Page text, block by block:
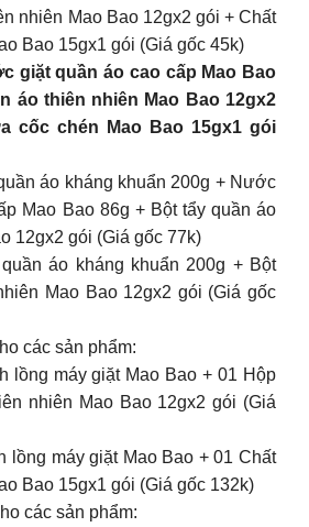
nhiên Mao Bao 12gx2 gói + Chất
Bao 15gx1 gói (Giá gốc 45k)
giặt quần áo cao cấp Mao Bao
áo thiên nhiên Mao Bao 12gx2
cốc chén Mao Bao 15gx1 gói
áo kháng khuẩn 200g + Nước
Mao Bao 86g + Bột tẩy quần áo
12gx2 gói (Giá gốc 77k)
áo kháng khuẩn 200g + Bột
Mao Bao 12gx2 gói (Giá gốc
các sản phẩm:
lồng máy giặt Mao Bao + 01 Hộp
nhiên Mao Bao 12gx2 gói (Giá
lồng máy giặt Mao Bao + 01 Chất
Bao 15gx1 gói (Giá gốc 132k)
các sản phẩm: